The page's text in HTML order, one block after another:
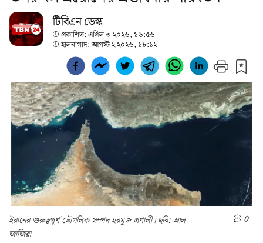
টিবিএন ডেস্ক
প্রকাশিত: এপ্রিল ৩ ২০২৬, ১৬:৫৬
হালনাগাদ:আগস্ট ২ ২০২৬, ১৮:১২
ইরানের গুরুত্বপূর্ণ ভৌগলিক সম্পদ হরমুজ প্রণালী। ছবি: আল
জাজিরা
0